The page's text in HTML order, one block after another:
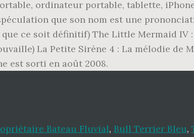
ordinateur portable, tablette,
que son nom est une
ce soit définitif) The Little Mermaid IV
La Petite Sirène 4 : La mélodie de
est sorti en août 2008.
Bateau Fluvial, Bull Terrier Bleu,